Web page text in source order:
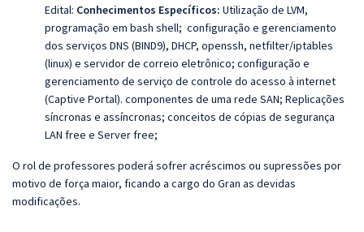
Edital: Conhecimentos Específicos: Utilização de LVM,
programação em bash shell; configuração e gerenciamento
dos serviços DNS (BIND9), DHCP, openssh, netfilter/iptables
(linux) e servidor de correio eletrônico; configuração e
gerenciamento de serviço de controle do acesso à internet
(Captive Portal). componentes de uma rede SAN; Replicações
síncronas e assíncronas; conceitos de cópias de segurança
LAN free e Server free;
O rol de professores poderá sofrer acréscimos ou supressões por
motivo de força maior, ficando a cargo do Gran as devidas
modificações.